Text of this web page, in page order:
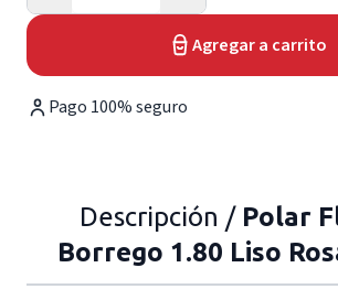
Agregar a carrito
Pago 100% seguro
Descripción / Polar
Borrego 1.80 Liso